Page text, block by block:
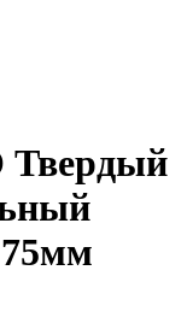
Твердый
75мм